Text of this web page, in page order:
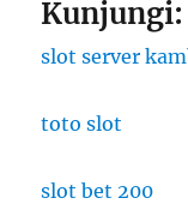
Kunjungi:
slot server
toto slot
slot bet 200